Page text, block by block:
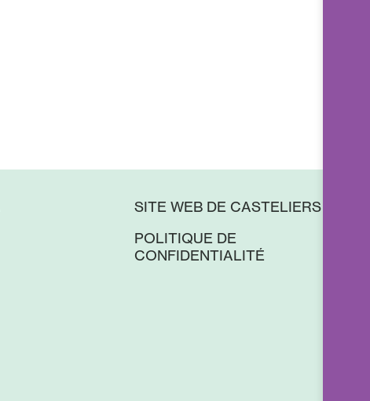
SITE WEB DE CASTELIERS
POLITIQUE DE
CONFIDENTIALITÉ